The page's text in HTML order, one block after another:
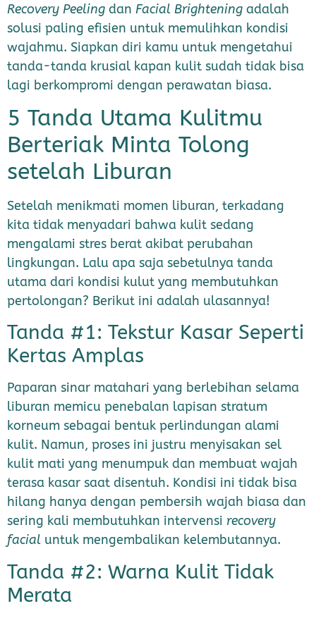
Recovery Peeling dan Facial Brightening adalah
solusi paling efisien untuk memulihkan kondisi
wajahmu. Siapkan diri kamu untuk mengetahui
tanda-tanda krusial kapan kulit sudah tidak bisa
lagi berkompromi dengan perawatan biasa.
5 Tanda Utama Kulitmu
Berteriak Minta Tolong
setelah Liburan
Setelah menikmati momen liburan, terkadang
kita tidak menyadari bahwa kulit sedang
mengalami stres berat akibat perubahan
lingkungan. Lalu apa saja sebetulnya tanda
utama dari kondisi kulut yang membutuhkan
pertolongan? Berikut ini adalah ulasannya!
Tanda #1: Tekstur Kasar Seperti
Kertas Amplas
Paparan sinar matahari yang berlebihan selama
liburan memicu penebalan lapisan stratum
korneum sebagai bentuk perlindungan alami
kulit. Namun, proses ini justru menyisakan sel
kulit mati yang menumpuk dan membuat wajah
terasa kasar saat disentuh. Kondisi ini tidak bisa
hilang hanya dengan pembersih wajah biasa dan
sering kali membutuhkan intervensi recovery
facial untuk mengembalikan kelembutannya.
Tanda #2: Warna Kulit Tidak
Merata